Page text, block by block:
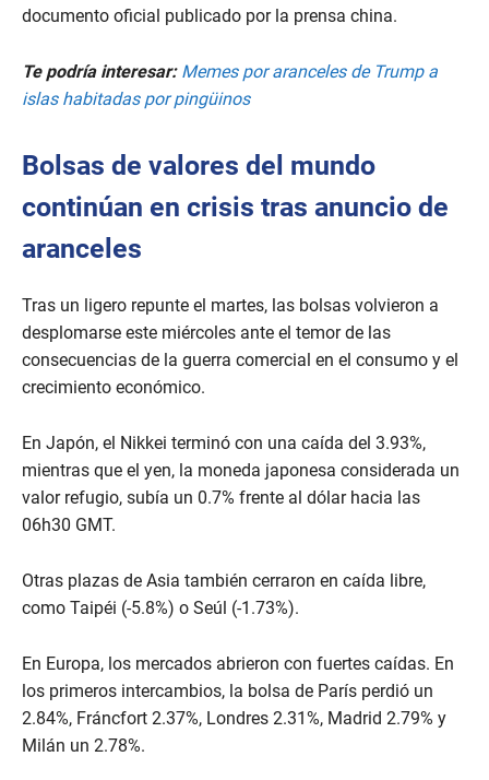
documento oficial publicado por la prensa china.
Te podría interesar: Memes por aranceles de Trump a
islas habitadas por pingüinos
Bolsas de valores del mundo
continúan en crisis tras anuncio de
aranceles
Tras un ligero repunte el martes, las bolsas volvieron a
desplomarse este miércoles ante el temor de las
consecuencias de la guerra comercial en el consumo y el
crecimiento económico.
En Japón, el Nikkei terminó con una caída del 3.93%,
mientras que el yen, la moneda japonesa considerada un
valor refugio, subía un 0.7% frente al dólar hacia las
06h30 GMT.
Otras plazas de Asia también cerraron en caída libre,
como Taipéi (-5.8%) o Seúl (-1.73%).
En Europa, los mercados abrieron con fuertes caídas. En
los primeros intercambios, la bolsa de París perdió un
2.84%, Fráncfort 2.37%, Londres 2.31%, Madrid 2.79% y
Milán un 2.78%.